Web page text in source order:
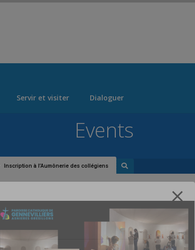
Servir et visiter Dialoguer
Inscription à l’Aumônerie des collégiens
Events